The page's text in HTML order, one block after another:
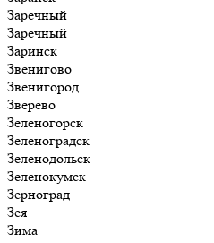
Заречный
Заречный
Заринск
Звенигово
Звенигород
Зверево
Зеленогорск
Зеленоградск
Зеленодольск
Зеленокумск
Зерноград
Зея
Зима